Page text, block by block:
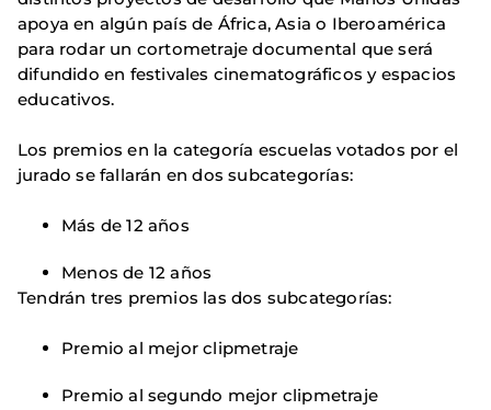
apoya en algún país de África, Asia o Iberoamérica
para rodar un cortometraje documental que será
difundido en festivales cinematográficos y espacios
educativos.
Los premios en la categoría escuelas votados por el
jurado se fallarán en dos subcategorías:
Más de 12 años
Menos de 12 años
Tendrán tres premios las dos subcategorías:
Premio al mejor clipmetraje
Premio al segundo mejor clipmetraje